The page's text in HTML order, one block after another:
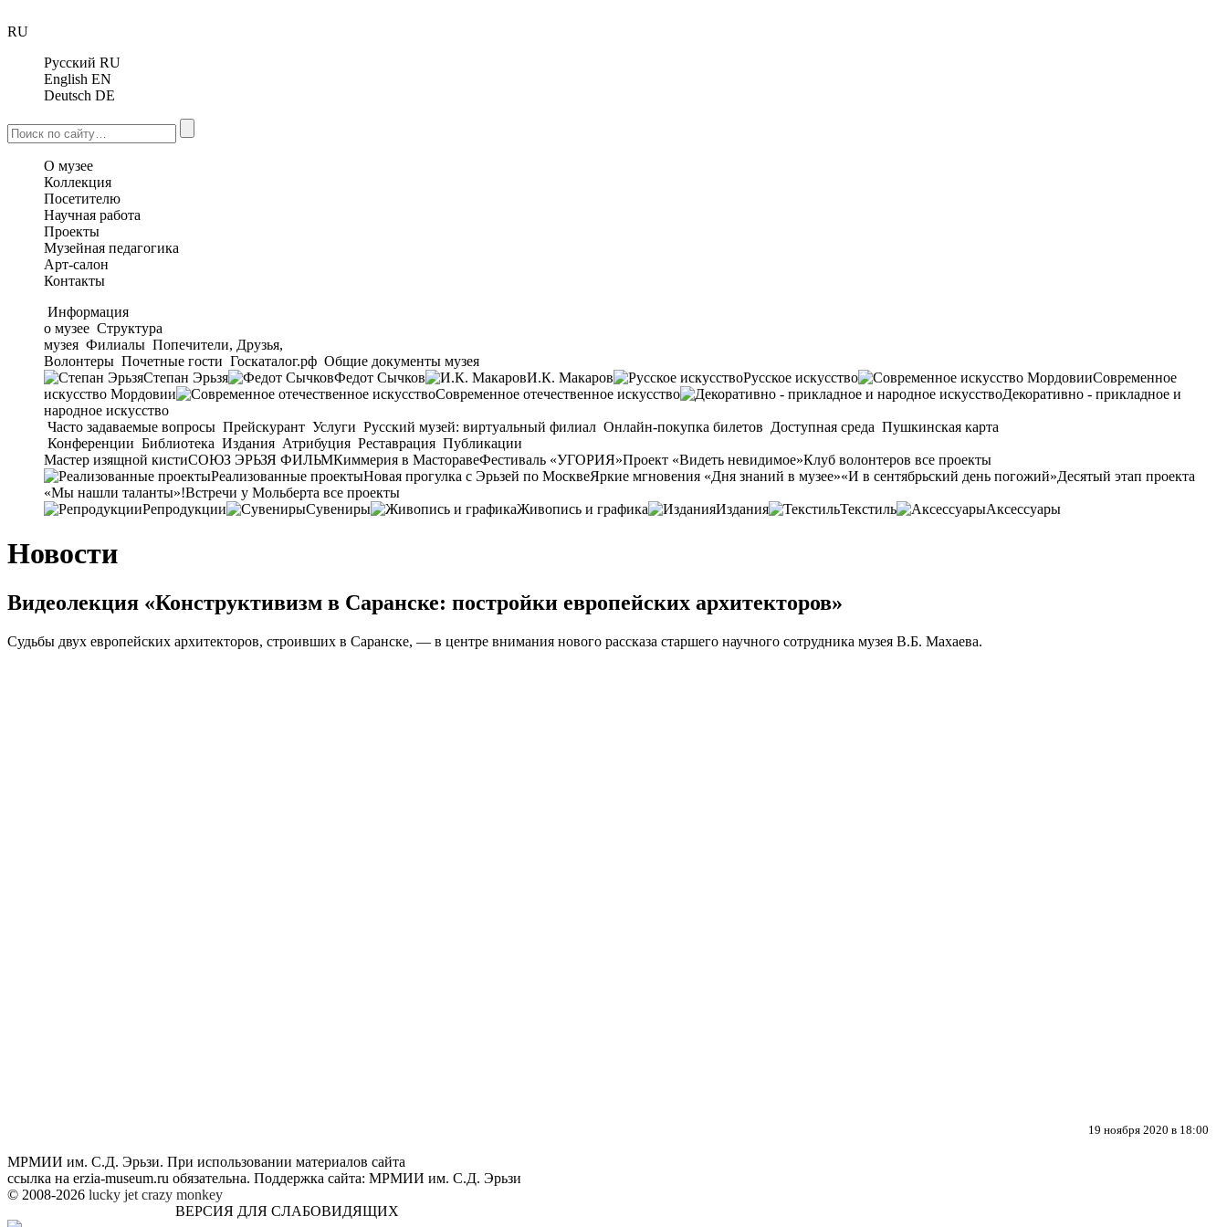
RU
Русский RU
English EN
Deutsch DE
О музее
Коллекция
Посетителю
Научная работа
Проекты
Музейная педагогика
Арт-салон
Контакты
Информация
о музее Структура
музея Филиалы Попечители, Друзья,
Волонтеры Почетные гости Госкаталог.рф Общие документы музея
Степан Эрьзя
Федот Сычков И.К. Макаров Русское искусство
Современное
искусство Мордовии
Современное отечественное искусство
Декоративно - прикладное и
народное искусство
Часто задаваемые вопросы Прейскурант Услуги Русский музей: виртуальный филиал Онлайн-покупка билетов Доступная среда Пушкинская карта
Конференции Библиотека Издания Атрибуция Реставрация Публикации
Мастер изящной кистиСОЮЗ ЭРЬЗЯ ФИЛЬМКиммерия в МасторавеФестиваль «УГОРИЯ»Проект «Видеть невидимое»Клуб волонтеров все проекты
Реализованные проектыНовая прогулка с Эрьзей по МосквеЯркие мгновения «Дня знаний в музее»«И в сентябрьский день погожий»Десятый этап проекта
«Мы нашли таланты»!Встречи у Мольберта все проекты
Репродукции
Сувениры Живопись и графика Издания Текстиль Аксессуары
Новости
Видеолекция «Конструктивизм в Саранске: постройки европейских архитекторов»
Судьбы двух европейских архитекторов, строивших в Саранске, — в центре внимания нового рассказа старшего научного сотрудника музея В.Б. Махаева.
19 ноября 2020 в 18:00
МРМИИ им. С.Д. Эрьзи. При использовании материалов сайта
ссылка на erzia-museum.ru обязательна. Поддержка сайта: МРМИИ им. С.Д. Эрьзи
© 2008-2026 lucky jet crazy monkey
ВЕРСИЯ ДЛЯ СЛАБОВИДЯЩИХ